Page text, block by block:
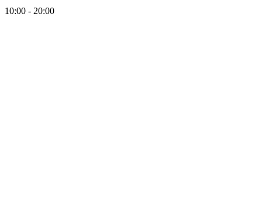
10:00 - 20:00